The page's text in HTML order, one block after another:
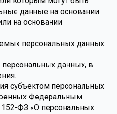
данные на основании
на основании
персональных данных
данных, в
субъектом персональных
Федеральным
ФЗ «О персональных